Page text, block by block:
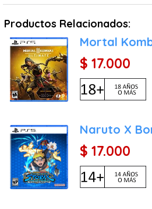
Productos Relacionados:
Mortal
$ 17.000
Naruto X
$ 17.000